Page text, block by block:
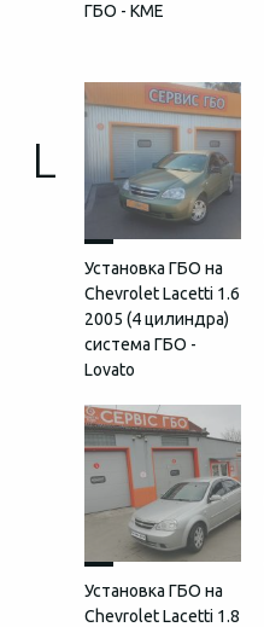
ГБО - KME
L
Установка ГБО на
Chevrolet Lacetti 1.6
2005 (4 цилиндра)
система ГБО -
Lovato
Установка ГБО на
Chevrolet Lacetti 1.8